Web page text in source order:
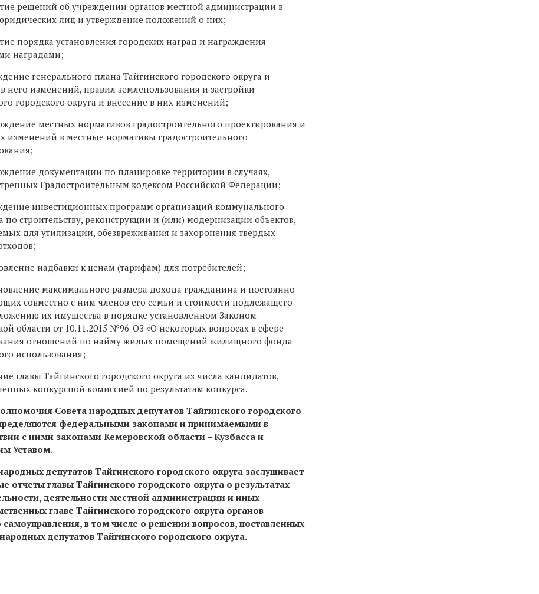
решений об учреждении органов местной администрации в
лиц и утверждение положений о них;
порядка установления городских наград и награждения
наградами;
генерального плана Тайгинского городского округа и
него изменений, правил землепользования и застройки
городского округа и внесение в них изменений;
местных нормативов градостроительного проектирования и
изменений в местные нормативы градостроительного
документации по планировке территории в случаях,
Градостроительным кодексом Российской Федерации;
инвестиционных программ организаций коммунального
по строительству, реконструкции и (или) модернизации объектов,
для утилизации, обезвреживания и захоронения твердых
надбавки к ценам (тарифам) для потребителей;
максимального размера дохода гражданина и постоянно
совместно с ним членов его семьи и стоимости подлежащего
их имущества в порядке установленном Законом
области от 10.11.2015 №96-ОЗ «О некоторых вопросах в сфере
отношений по найму жилых помещений жилищного фонда
использования;
главы Тайгинского городского округа из числа кандидатов,
конкурсной комиссией по результатам конкурса.
Совета народных депутатов Тайгинского городского
федеральными законами и принимаемыми в
с ними законами Кемеровской области – Кузбасса и
Уставом.
депутатов Тайгинского городского округа заслушивает
отчеты главы Тайгинского городского округа о результатах
деятельности местной администрации и иных
главе Тайгинского городского округа органов
самоуправления, в том числе о решении вопросов, поставленных
депутатов Тайгинского городского округа.